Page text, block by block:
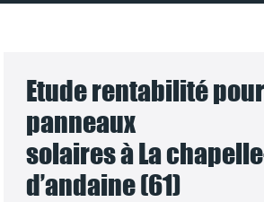
Etude rentabilité
panneaux
solaires à La
d’andaine (61)